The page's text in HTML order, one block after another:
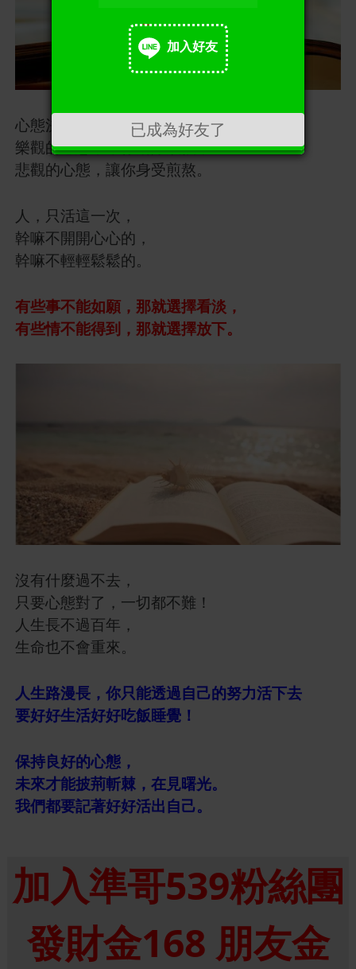
加入好友
已成為好友了
心態決定一切，
樂觀的心態，幫你消除煩惱，
悲觀的心態，讓你身受煎熬。
人，只活這一次，
幹嘛不開開心心的，
幹嘛不輕輕鬆鬆的。
有些事不能如願，那就選擇看淡，
有些情不能得到，那就選擇放下。
沒有什麼過不去，
只要心態對了，一切都不難！
人生長不過百年，
生命也不會重來。
人生路漫長，你只能透過自己的努力活下去
要好好生活好好吃飯睡覺！
保持良好的心態，
未來才能披荊斬棘，在見曙光。
我們都要記著好好活出自己。
加入準哥539粉絲團
發財金168 朋友金